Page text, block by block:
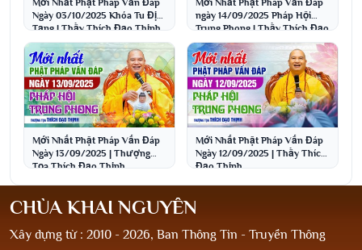
Mới Nhất Phật Pháp Vấn Đáp
Ngày 03/10/2025 Khóa Tu Địa
Tạng | Thầy Thích Đạo Thịnh
Mới Nhất Phật Pháp Vấn Đáp
ngày 14/09/2025 Pháp Hội
Trung Phong | Thầy Thích Đạo
Thịnh
Mới Nhất Phật Pháp Vấn Đáp
Ngày 13/09/2025 | Thượng
Tọa Thích Đạo Thịnh
Mới Nhất Phật Pháp Vấn Đáp
Ngày 12/09/2025 | Thầy Thích
Đạo Thịnh
CHÙA KHAI NGUYÊN
Xây dựng từ : 2010 - 2026, Ban Thông Tin - Truyền Thông